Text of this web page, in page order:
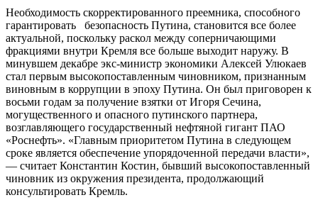
Необходимость скорректированного преемника, способного
гарантировать безопасность Путина, становится все более
актуальной, поскольку раскол между соперничающими
фракциями внутри Кремля все больше выходит наружу. В
минувшем декабре экс-министр экономики Алексей Улюкаев
стал первым высокопоставленным чиновником, признанным
виновным в коррупции в эпоху Путина. Он был приговорен к
восьми годам за получение взятки от Игоря Сечина,
могущественного и опасного путинского партнера,
возглавляющего государственный нефтяной гигант ПАО
«Роснефть». «Главным приоритетом Путина в следующем
сроке является обеспечение упорядоченной передачи власти»,
— считает Константин Костин, бывший высокопоставленный
чиновник из окружения президента, продолжающий
консультировать Кремль.